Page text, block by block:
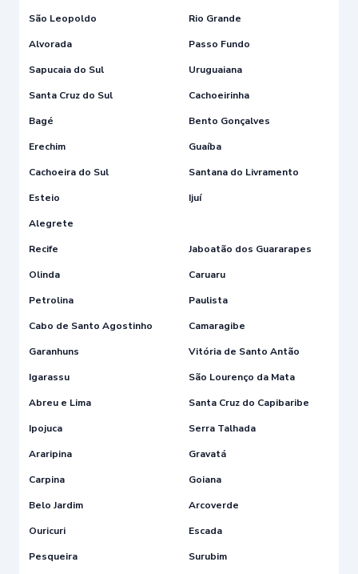
São Leopoldo
Rio Grande
Alvorada
Passo Fundo
Sapucaia do Sul
Uruguaiana
Santa Cruz do Sul
Cachoeirinha
Bagé
Bento Gonçalves
Erechim
Guaíba
Cachoeira do Sul
Santana do Livramento
Esteio
Ijuí
Alegrete
Recife
Jaboatão dos Guararapes
Olinda
Caruaru
Petrolina
Paulista
Cabo de Santo Agostinho
Camaragibe
Garanhuns
Vitória de Santo Antão
Igarassu
São Lourenço da Mata
Abreu e Lima
Santa Cruz do Capibaribe
Ipojuca
Serra Talhada
Araripina
Gravatá
Carpina
Goiana
Belo Jardim
Arcoverde
Ouricuri
Escada
Pesqueira
Surubim